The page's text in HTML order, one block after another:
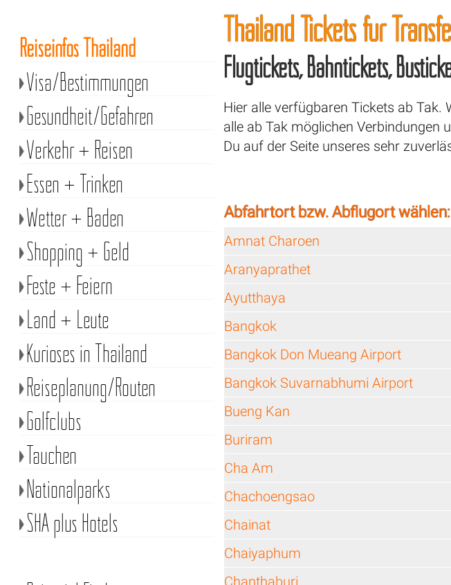
Thailand Tickets für
Flugtickets, Bahntickets,
Hier alle verfügbaren Tickets ab Tak.
alle ab Tak möglichen Verbindungen
Du auf der Seite unseres sehr
Abfahrtort bzw. Abflugort wählen:
Amnat Charoen
Aranyaprathet
Ayutthaya
Bangkok
Bangkok Don Mueang Airport
Bangkok Suvarnabhumi Airport
Bueng Kan
Buriram
Cha Am
Chachoengsao
Chainat
Chaiyaphum
Chanthaburi
Reiseinfos Thailand
Visa/Bestimmungen
Gesundheit/Gefahren
Verkehr + Reisen
Essen + Trinken
Wetter + Baden
Shopping + Geld
Feste + Feiern
Land + Leute
Kurioses in Thailand
Reiseplanung/Routen
Golfclubs
Tauchen
Nationalparks
SHA plus Hotels